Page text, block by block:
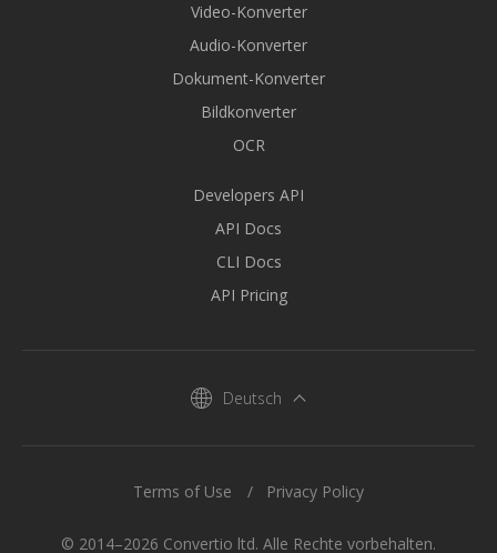
Video-Konverter
Audio-Konverter
Dokument-Konverter
Bildkonverter
OCR
Developers API
API Docs
CLI Docs
API Pricing
Deutsch
© 2014–2026 Convertio ltd. Alle Rechte vorbehalten.
Terms of Use Privacy Policy